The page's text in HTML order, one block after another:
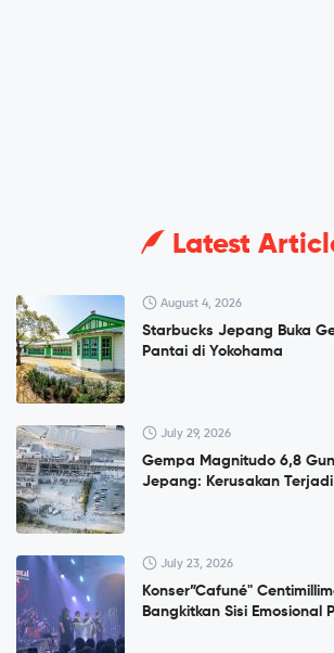
Latest
August 4, 2026
Starbucks Jepang Buka
Pantai di Yokohama
July 29, 2026
Gempa Magnitudo 6,8
Jepang: Kerusakan
July 23, 2026
Konser”Cafuné"
Bangkitkan Sisi Emosional